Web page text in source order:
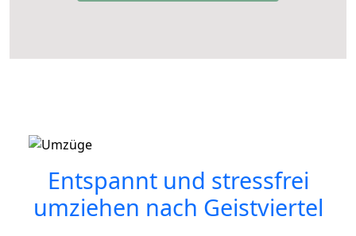
Entspannt und stressfrei
umziehen nach Geistviertel